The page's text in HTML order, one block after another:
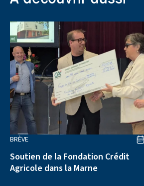
BRÈVE
Soutien de la Fondation Crédit
Agricole dans la Marne